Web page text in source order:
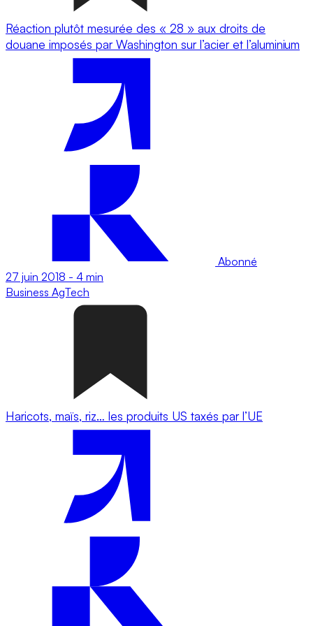
Réaction plutôt mesurée des « 28 » aux droits de
douane imposés par Washington sur l’acier et l’aluminium
Abonné
27 juin 2018 - 4 min
Business AgTech
Haricots, maïs, riz… les produits US taxés par l’UE